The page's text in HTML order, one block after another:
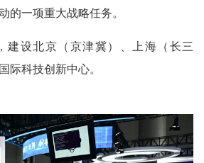
的一项重大战略任务。
设北京（京津冀）、上海（长三
际科技创新中心。